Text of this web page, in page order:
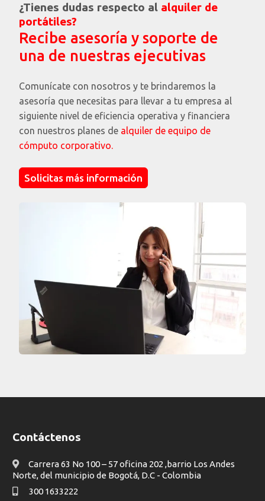
Características de las portátiles Dell que más
valoran los consumidores
¿Cuánto vale un PC en pesos colombianos?
Preguntas frecuentes sobre el alquiler de
¿Por qué alquilar portátiles Dell con Hard
¿Tienes dudas respecto al alquiler de
portátiles?
Recibe asesoría y soporte de
una de nuestras ejecutivas
Comunícate con nosotros y te brindaremos la
asesoría que necesitas para llevar a tu empresa al
siguiente nivel de eficiencia operativa y financiera
con nuestros planes de alquiler de equipo de
cómputo corporativo.
Solicitas más información
Contáctenos
Carrera 63 No 100 – 57 oficina 202 ,barrio Los Andes
Norte, del municipio de Bogotá, D.C - Colombia
300 1633222